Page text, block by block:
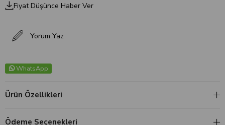
Fiyat Düşünce Haber Ver
Yorum Yaz
WhatsApp
Ürün Özellikleri
Ödeme Seçenekleri